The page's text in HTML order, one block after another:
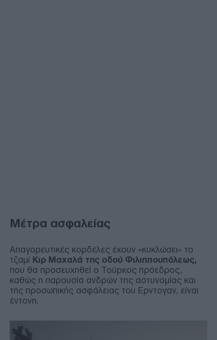
Μέτρα ασφαλείας
Απαγορευτικές κορδέλες έχουν «κυκλώσει» το
τζαμί Κιρ Μαχαλά της οδού Φιλιππουπόλεως,
που θα προσευχηθεί ο Τούρκος πρόεδρος,
καθώς η παρουσία ανδρών της αστυνομίας και
της προσωπικής ασφάλειας του Ερντογαν, είναι
έντονη.